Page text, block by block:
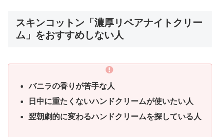
スキンコットン「濃厚リペアナイトクリー
ム」をおすすめしない人
バニラの香りが苦手な人
日中に重たくないハンドクリームが使いたい人
翌朝劇的に変わるハンドクリームを探している人